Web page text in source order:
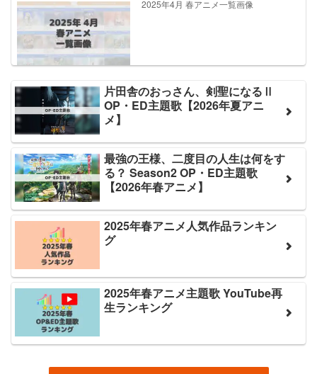
2025年4月 春アニメ一覧画像
片田舎のおっさん、剣聖になるⅡ
OP・ED主題歌【2026年夏アニ
メ】
最強の王様、二度目の人生は何をす
る？ Season2 OP・ED主題歌
【2026年春アニメ】
2025年春アニメ人気作品ランキン
グ
2025年春アニメ主題歌 YouTube再
生ランキング